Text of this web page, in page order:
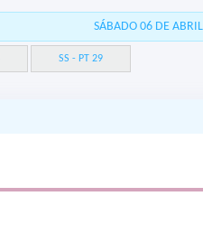
SÁBADO 06 DE ABRIL
SS - PT 29